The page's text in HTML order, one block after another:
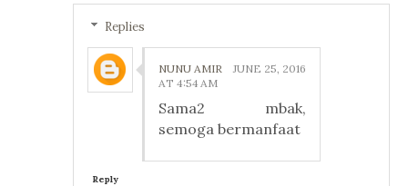
Replies
NUNU AMIR
JUNE 25, 2016
AT 4:54 AM
Sama2 mbak,
semoga bermanfaat
Reply